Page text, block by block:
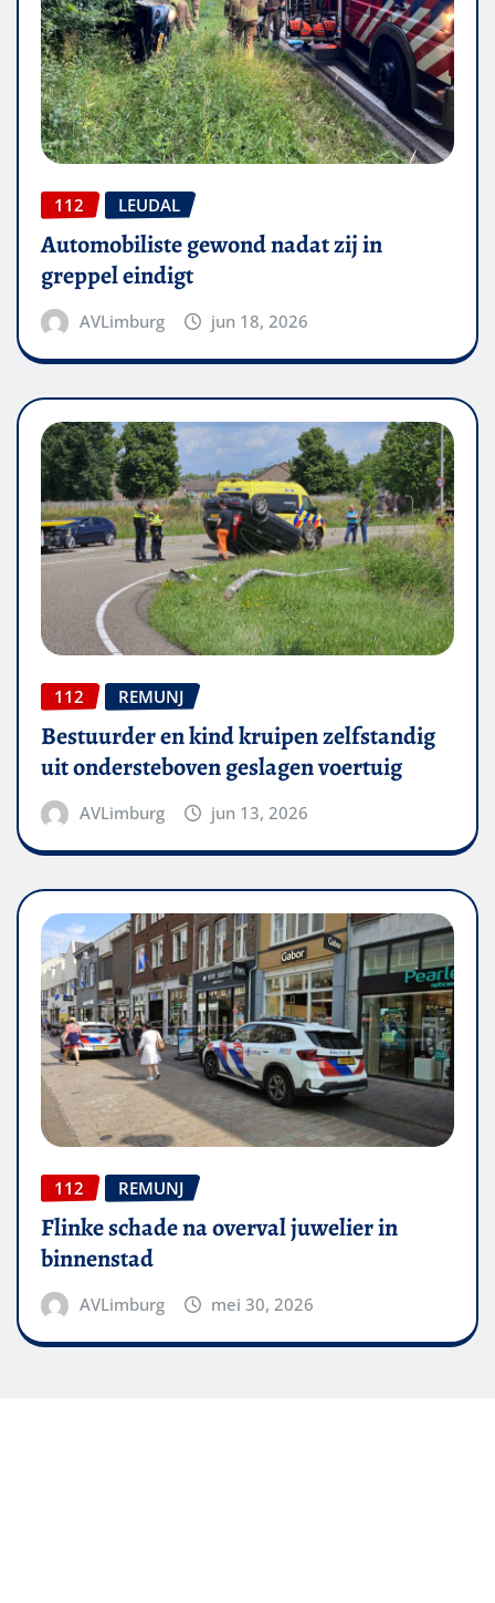
112 LEUDAL
Automobiliste gewond nadat zij in
greppel eindigt
AVLimburg jun 18, 2026
112 REMUNJ
Bestuurder en kind kruipen zelfstandig
uit ondersteboven geslagen voertuig
AVLimburg jun 13, 2026
112 REMUNJ
Flinke schade na overval juwelier in
binnenstad
AVLimburg mei 30, 2026